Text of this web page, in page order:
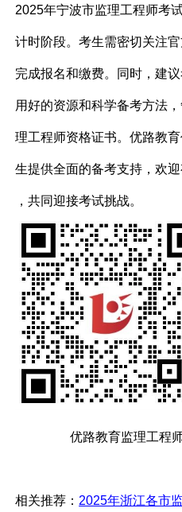
2025年宁波市监理工程师考
计时阶段。考生需密切关注
完成报名和缴费。同时，建
用好的资源和科学备考方法
理工程师资格证书。优路教
生提供全面的备考支持，欢
，共同迎接考试挑战。
优路教育监理工程
相关推荐： 2025年浙江各市